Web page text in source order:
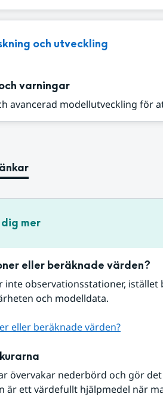
och utveckling
varningar
avancerad modellutveckling för
mer
eller beräknade värden?
inte observationsstationer,
och modelldata.
eller beräknade värden?
övervakar nederbörd och gör
är ett värdefullt hjälpmedel när